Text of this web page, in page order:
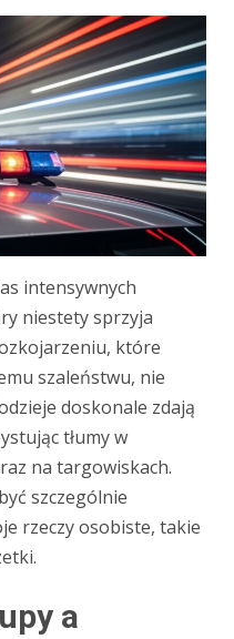
intensywnych
niestety sprzyja
które
szaleństwu, nie
doskonale zdają
tłumy w
na targowiskach.
szczególnie
rzeczy osobiste, takie
a